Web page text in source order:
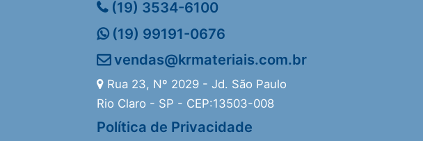
(19) 3534-6100
(19) 99191-0676
vendas@krmateriais.com.br
Rua 23, Nº 2029 - Jd. São Paulo
Rio Claro - SP - CEP:13503-008
Política de Privacidade